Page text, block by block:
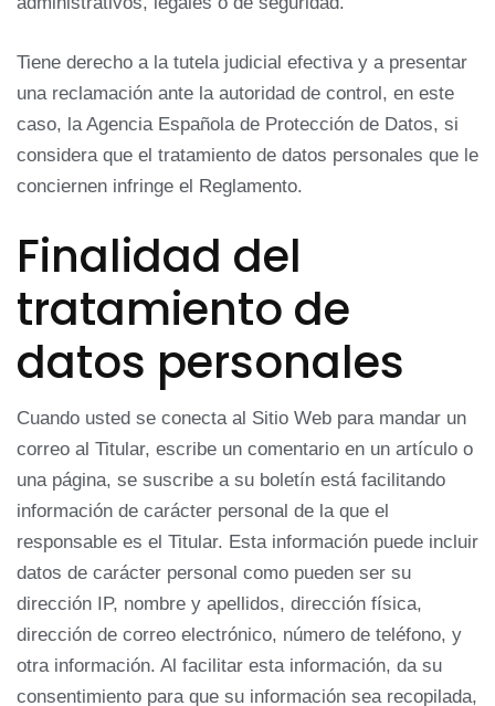
Tiene derecho a la tutela judicial efectiva y a presentar
una reclamación ante la autoridad de control, en este
caso, la Agencia Española de Protección de Datos, si
considera que el tratamiento de datos personales que le
conciernen infringe el Reglamento.
Finalidad del
tratamiento de
datos personales
Cuando usted se conecta al Sitio Web para mandar un
correo al Titular, escribe un comentario en un artículo o
una página, se suscribe a su boletín está facilitando
información de carácter personal de la que el
responsable es el Titular. Esta información puede incluir
datos de carácter personal como pueden ser su
dirección IP, nombre y apellidos, dirección física,
dirección de correo electrónico, número de teléfono, y
otra información. Al facilitar esta información, da su
consentimiento para que su información sea recopilada,